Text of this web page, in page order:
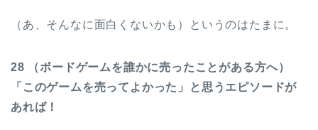
（あ、そんなに面白くないかも）というのはたまに。
28 （ボードゲームを誰かに売ったことがある方へ）
「このゲームを売ってよかった」と思うエピソードが
あれば！